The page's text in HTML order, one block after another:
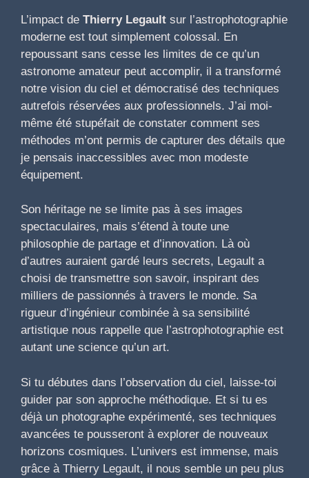
L’impact de Thierry Legault sur l’astrophotographie
moderne est tout simplement colossal. En
repoussant sans cesse les limites de ce qu’un
astronome amateur peut accomplir, il a transformé
notre vision du ciel et démocratisé des techniques
autrefois réservées aux professionnels. J’ai moi-
même été stupéfait de constater comment ses
méthodes m’ont permis de capturer des détails que
je pensais inaccessibles avec mon modeste
équipement.
Son héritage ne se limite pas à ses images
spectaculaires, mais s’étend à toute une
philosophie de partage et d’innovation. Là où
d’autres auraient gardé leurs secrets, Legault a
choisi de transmettre son savoir, inspirant des
milliers de passionnés à travers le monde. Sa
rigueur d’ingénieur combinée à sa sensibilité
artistique nous rappelle que l’astrophotographie est
autant une science qu’un art.
Si tu débutes dans l’observation du ciel, laisse-toi
guider par son approche méthodique. Et si tu es
déjà un photographe expérimenté, ses techniques
avancées te pousseront à explorer de nouveaux
horizons cosmiques. L’univers est immense, mais
grâce à Thierry Legault, il nous semble un peu plus